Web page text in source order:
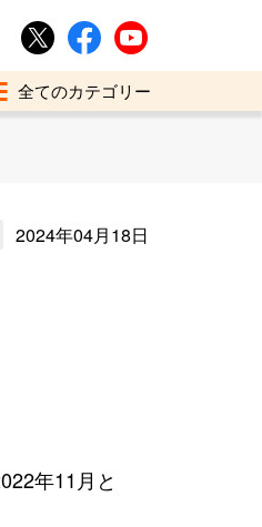
2024年04月18日
年11月と